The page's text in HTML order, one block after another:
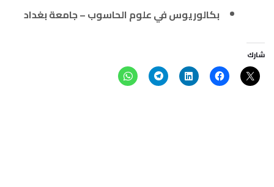
بكالوريوس في علوم الحاسوب – جامعة بغداد
شارك